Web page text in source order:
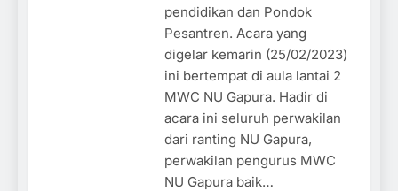
pendidikan dan Pondok
Pesantren. Acara yang
digelar kemarin (25/02/2023)
ini bertempat di aula lantai 2
MWC NU Gapura. Hadir di
acara ini seluruh perwakilan
dari ranting NU Gapura,
perwakilan pengurus MWC
NU Gapura baik…